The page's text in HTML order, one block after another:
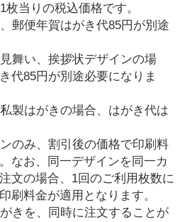
当りの税込価格です。
郵便年賀はがき代85円が別途
舞い、挨拶状デザインの場
代85円が別途必要になりま
製はがきの場合、はがき代は
のみ、割引後の価格で印刷料
なお、同一デザインを同一カ
文の場合、1回のご利用枚数に
刷料金が適用となります。
きを、同時に注文することが